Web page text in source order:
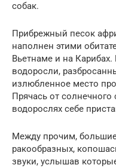
собак.
Прибрежный песок
наполнен этими
Вьетнаме и на
водоросли,
излюбленное место
Прячась от солнечного
водорослях себе
Между прочим,
ракообразных,
звуки, услышав